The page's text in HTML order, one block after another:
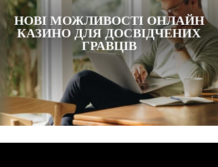
НОВІ МОЖЛИВОСТІ ОНЛАЙН
КАЗИНО ДЛЯ ДОСВІДЧЕНИХ
ГРАВЦІВ